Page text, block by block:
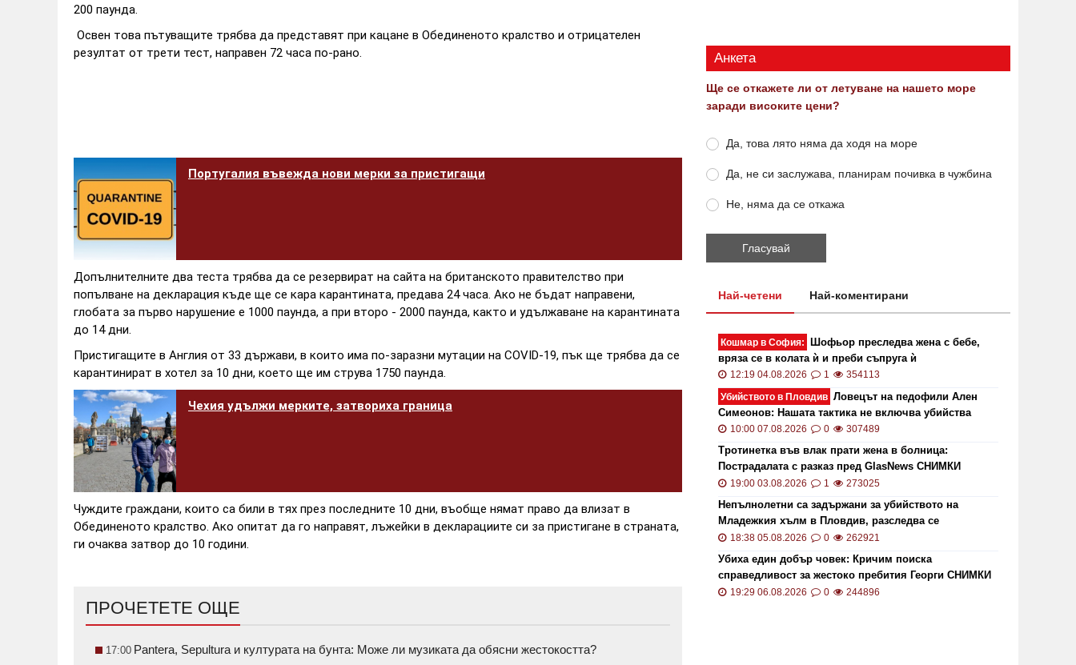
200 паунда.
Освен това пътуващите трябва да представят при кацане в Обединеното кралство и отрицателен
резултат от трети тест, направен 72 часа по-рано.
Португалия въвежда нови мерки за пристигащи
Допълнителните два теста трябва да се резервират на сайта на британското правителство при
попълване на декларация къде ще се кара карантината, предава 24 часа. Ако не бъдат направени,
глобата за първо нарушение е 1000 паунда, а при второ - 2000 паунда, както и удължаване на карантината
до 14 дни.
Пристигащите в Англия от 33 държави, в които има по-заразни мутации на COVID-19, пък ще трябва да се
карантинират в хотел за 10 дни, което ще им струва 1750 паунда.
Чехия удължи мерките, затвориха граница
Чуждите граждани, които са били в тях през последните 10 дни, въобще нямат право да влизат в
Обединеното кралство. Ако опитат да го направят, лъжейки в декларациите си за пристигане в страната,
ги очаква затвор до 10 години.
ПРОЧЕТЕТЕ ОЩЕ
17:00 Pantera, Sepultura и културата на бунта: Може ли музиката да обясни жестокостта?
Анкета
Ще се откажете ли от летуване на нашето море
заради високите цени?
Да, това лято няма да ходя на море
Да, не си заслужава, планирам почивка в чужбина
Не, няма да се откажа
Най-четени Най-коментирани
Кошмар в София:
Шофьор преследва жена с бебе,
вряза се в колата ѝ и преби съпруга ѝ
12:19 04.08.2026 1
354113
Убийството в Пловдив Ловецът на педофили Ален
Симеонов: Нашата тактика не включва убийства
10:00 07.08.2026 0 307489
Тротинетка във влак прати жена в болница:
Пострадалата с разказ пред GlasNews СНИМКИ
19:00 03.08.2026 1 273025
Непълнолетни са задържани за убийството на
Младежкия хълм в Пловдив, разследва се
хомофобски мотив
18:38 05.08.2026 0 262921
Убиха един добър човек: Кричим поиска
справедливост за жестоко пребития Георги СНИМКИ
и ВИДЕО
19:29 06.08.2026 0 244896